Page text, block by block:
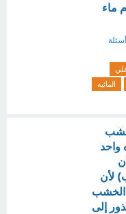
ماء
أسئلة
المائيه
واحد
لأن
الخشب
إلى